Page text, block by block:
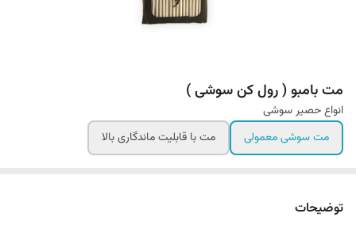
مت بامبو ( رول کن سوشی )
انواع حصیر سوشی
مت سوشی معمولی
مت با قابلیت ماندگاری بالا
توضیحات